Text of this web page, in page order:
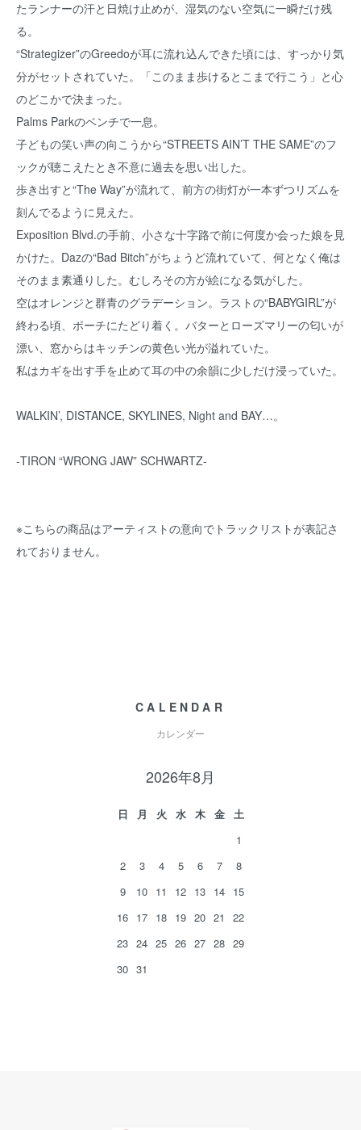
たランナーの汗と日焼け止めが、湿気のない空気に一瞬だけ残
る。
“Strategizer”のGreedoが耳に流れ込んできた頃には、すっかり気
分がセットされていた。「このまま歩けるとこまで行こう」と心
のどこかで決まった。
Palms Parkのベンチで一息。
子どもの笑い声の向こうから“STREETS AIN’T THE SAME”のフ
ックが聴こえたとき不意に過去を思い出した。
歩き出すと“The Way”が流れて、前方の街灯が一本ずつリズムを
刻んでるように見えた。
Exposition Blvd.の手前、小さな十字路で前に何度か会った娘を見
かけた。Dazの“Bad Bitch”がちょうど流れていて、何となく俺は
そのまま素通りした。むしろその方が絵になる気がした。
空はオレンジと群青のグラデーション。ラストの“BABYGIRL”が
終わる頃、ポーチにたどり着く。バターとローズマリーの匂いが
漂い、窓からはキッチンの黄色い光が溢れていた。
私はカギを出す手を止めて耳の中の余韻に少しだけ浸っていた。
WALKIN’, DISTANCE, SKYLINES, Night and BAY…。
-TIRON “WRONG JAW” SCHWARTZ-
※こちらの商品はアーティストの意向でトラックリストが表記さ
れておりません。
CALENDAR
カレンダー
2026年8月
日 月 火 水 木 金
土
1
2
3 4 5 6 7
8
9
10 11 12 13 14 15
16 17 18 19 20 21
22
23 24 25 26 27 28 29
30 31